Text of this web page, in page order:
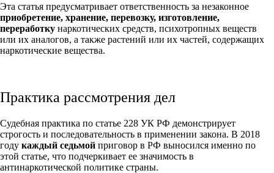
Эта статья предусматривает ответственность за незаконное
приобретение, хранение, перевозку, изготовление,
переработку наркотических средств, психотропных веществ
или их аналогов, а также растений или их частей, содержащих
наркотические вещества.
Практика рассмотрения дел
Судебная практика по статье 228 УК РФ демонстрирует
строгость и последовательность в применении закона. В 2018
году каждый седьмой приговор в РФ выносился именно по
этой статье, что подчеркивает ее значимость в
антинаркотической политике страны.